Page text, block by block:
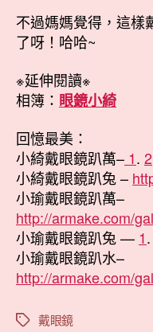
不過媽媽覺得，這樣
了呀！哈哈~
※延伸閱讀※
相簿： 眼鏡小綺
回憶最美：
小綺戴眼鏡趴萬– 1. 2
小綺戴眼鏡趴兔 –
小瑜戴眼鏡趴萬–
http://armake.com/
小瑜戴眼鏡趴兔 — 1.
小瑜戴眼鏡趴水–
http://armake.com/
標
戴眼鏡